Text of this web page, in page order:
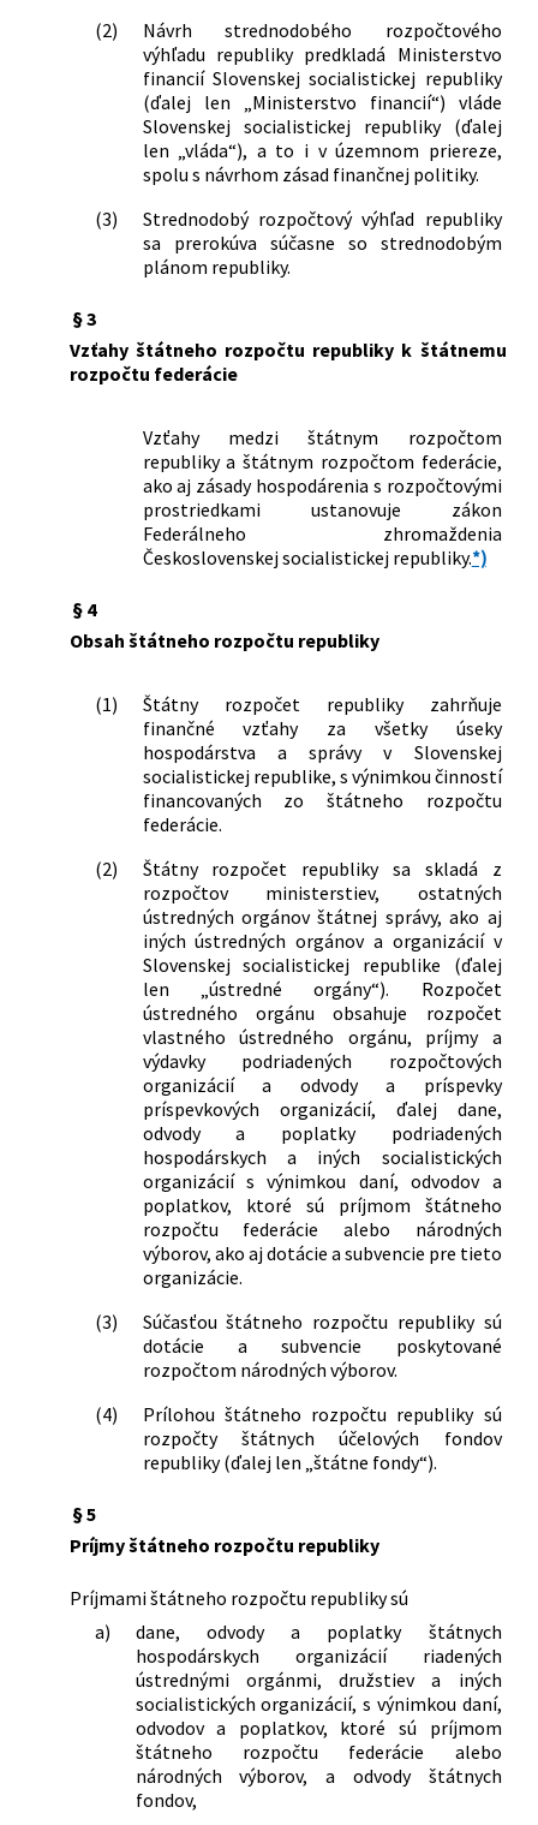
niektorých druhov ropných výrobkov v
rozpočtových a príspevkových
organizáciách a o rozpočtovom určení
výnosu dodatkového odvodu za
prekročenie záväzných limitov odberu
niektorých druhov ropných výrobkov
69/1982 Zb.
Vyhláška Federálneho ministerstva
financií, Ministerstva financií Českej
socialistickej republiky a Ministerstva
financií Slovenskej socialistickej
financií, Ministerstva financií Českej
socialistickej republiky a Ministerstva
republiky č. 122/1980 Zb. o
jednorazovom príspevku na opatrenie
náhradného bývania občanom, ktorí
uvoľnia byt v objekte spravovanom
štátnou socialistickou organizáciou
178/1982 Zb.
Nariadenie vlády Slovenskej
socialistickej republiky č. 68/1982 Zb. o
limitov odberu niektorých druhov
ropných výrobkov v rozpočtových a
príspevkových organizáciách a o
rozpočtovom určení výnosu
dodatkového odvodu za prekročenie
záväzných limitov odberu niektorých
159/1983 Zb.
Vyhláška Federálneho ministerstva
financií, Ministerstva financií Českej
socialistickej republiky, Ministerstva
financií Slovenskej socialistickej
republiky a predsedu Štátnej banky
československej, ktorou sa mení
vyhláška Federálneho ministerstva
financií, Ministerstva financií Českej
socialistickej republiky, Ministerstva
financií Slovenskej socialistickej
republiky a predsedu Štátnej banky
československej č. 1/1982 Zb. o
finančnej, úverovej a inej pomoci
družstevnej a individuálnej bytovej
výstavbe
15/1984 Zb.
Vyhláška Federálneho ministerstva
socialistickej republiky a Ministerstva
financií Slovenskej socialistickej
republiky, ktorou sa mení a dopĺňa
vyhláška Federálneho ministerstva
financií, Ministerstva financií Českej
socialistickej republiky a Ministerstva
prostriedkov socialistických organizácií
financií, Ministerstva financií Českej
socialistickej republiky, Ministerstva
financií Slovenskej socialistickej
republiky a predsedu Štátnej banky
československej, ktorou sa mení a
dopĺňa vyhláška č. 162/1980 Zb. o
financovaní reprodukcie základných
prostriedkov, v znení vyhlášky č.
180/1982 Zb.
(2)
Návrh strednodobého rozpočtového
výhľadu republiky predkladá Ministerstvo
financií Slovenskej socialistickej republiky
(ďalej len „Ministerstvo financií“) vláde
Slovenskej socialistickej republiky (ďalej
len „vláda“), a to i v územnom priereze,
spolu s návrhom zásad finančnej politiky.
(3)
Strednodobý rozpočtový výhľad republiky
sa prerokúva súčasne so strednodobým
plánom republiky.
§ 3
Vzťahy štátneho rozpočtu republiky k štátnemu
rozpočtu federácie
Vzťahy medzi štátnym rozpočtom
republiky a štátnym rozpočtom federácie,
ako aj zásady hospodárenia s rozpočtovými
prostriedkami ustanovuje zákon
Federálneho zhromaždenia
Československej socialistickej republiky.*)
§ 4
Obsah štátneho rozpočtu republiky
(1)
Štátny rozpočet republiky zahrňuje
finančné vzťahy za všetky úseky
hospodárstva a správy v Slovenskej
socialistickej republike, s výnimkou činností
financovaných zo štátneho rozpočtu
federácie.
(2)
Štátny rozpočet republiky sa skladá z
rozpočtov ministerstiev, ostatných
ústredných orgánov štátnej správy, ako aj
iných ústredných orgánov a organizácií v
Slovenskej socialistickej republike (ďalej
len „ústredné orgány“). Rozpočet
ústredného orgánu obsahuje rozpočet
vlastného ústredného orgánu, príjmy a
výdavky podriadených rozpočtových
organizácií a odvody a príspevky
príspevkových organizácií, ďalej dane,
odvody a poplatky podriadených
hospodárskych a iných socialistických
organizácií s výnimkou daní, odvodov a
poplatkov, ktoré sú príjmom štátneho
rozpočtu federácie alebo národných
výborov, ako aj dotácie a subvencie pre tieto
organizácie.
(3)
Súčasťou štátneho rozpočtu republiky sú
dotácie a subvencie poskytované
rozpočtom národných výborov.
(4)
Prílohou štátneho rozpočtu republiky sú
rozpočty štátnych účelových fondov
republiky (ďalej len „štátne fondy“).
§ 5
Príjmy štátneho rozpočtu republiky
Príjmami štátneho rozpočtu republiky sú
a)
dane, odvody a poplatky štátnych
hospodárskych organizácií riadených
ústrednými orgánmi, družstiev a iných
socialistických organizácií, s výnimkou daní,
odvodov a poplatkov, ktoré sú príjmom
štátneho rozpočtu federácie alebo
národných výborov, a odvody štátnych
fondov,